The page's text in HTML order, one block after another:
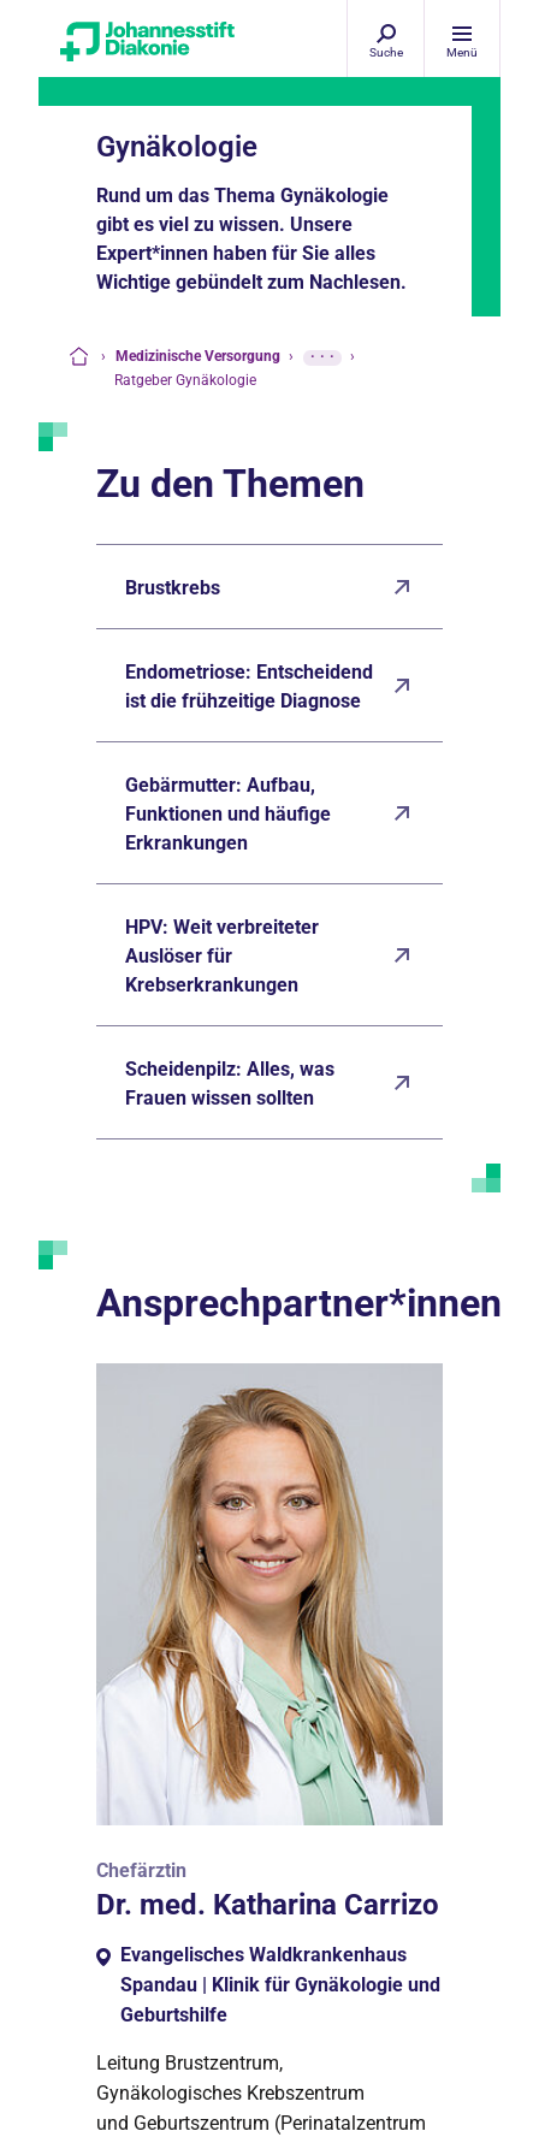
Suche Menü
Gynäkologie
Rund um das Thema Gynäkologie
gibt es viel zu wissen. Unsere
Expert*innen haben für Sie alles
Wichtige gebündelt zum Nachlesen.
› Medizinische Versorgung › ···
›
Ratgeber Gynäkologie
Zu den Themen
Brustkrebs
Endometriose: Entscheidend
ist die frühzeitige Diagnose
Gebärmutter: Aufbau,
Funktionen und häufige
Erkrankungen
HPV: Weit verbreiteter
Auslöser für
Krebserkrankungen
Scheidenpilz: Alles, was
Frauen wissen sollten
Ansprechpartner*innen
Chefärztin
Dr. med. Katharina Carrizo
Evangelisches Waldkrankenhaus
Spandau | Klinik für Gynäkologie und
Geburtshilfe
Leitung Brustzentrum,
Gynäkologisches Krebszentrum
und Geburtszentrum (Perinatalzentrum